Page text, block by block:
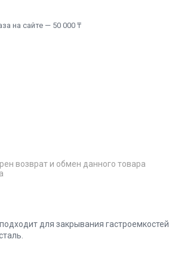
на сайте — 50 000 ₸
возврат и обмен данного товара
для закрывания гастроемкостей